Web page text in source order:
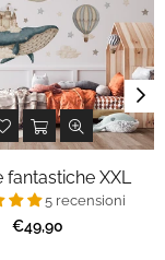
fantastiche XXL
5 recensioni
Prezzo
€49,90